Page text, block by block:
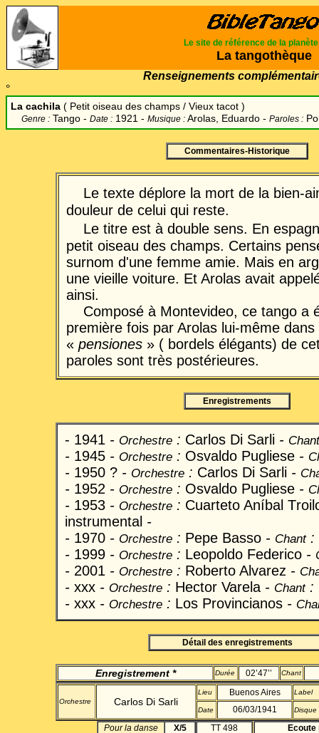
Le site de référence de la planète
La tangothèque
Renseignements
°
La cachila ( Petit oiseau des champs / Vieux tacot )
Genre : Tango - Date : 1921 - Musique : Arolas, Eduardo - Paroles :
Commentaires-Historique
Le texte déplore la mort de la bien-
douleur de celui qui reste.
Le titre est à double sens. En
petit oiseau des champs. Certains
surnom d'une femme amie. Mais en
une vieille voiture. Et Arolas avait
ainsi.
Composé à Montevideo, ce tango a
première fois par Arolas lui-même dans
« pensiones » ( bordels élégants) de
paroles sont très postérieures.
Enregistrements
- 1941 - Orchestre : Carlos Di Sarli - Chant
- 1945 - Orchestre : Osvaldo Pugliese -
- 1950 ? - Orchestre : Carlos Di Sarli -
- 1952 - Orchestre : Osvaldo Pugliese -
- 1953 - Orchestre : Cuarteto Aníbal T
instrumental -
- 1970 - Orchestre : Pepe Basso - Chant:
- 1999 - Orchestre : Leopoldo Federico -
- 2001 - Orchestre : Roberto Alvarez -
- xxx - Orchestre : Hector Varela - Chant:
- xxx - Orchestre : Los Provincianos -
Détail des enregistrements
Enregistrement * Durée 02’47’’ Chant
Orchestre Carlos Di Sarli
Lieu Buenos Aires Label
Date 06/03/1941 Disque
Pour la danse X/5 TT 498